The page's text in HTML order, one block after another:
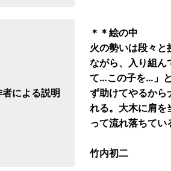
者による説明
＊＊絵の中
火の勢いは段々と
ながら、入り組ん
て…この子を…」
ず助けてやるから
れる。大木に肩を
って流れ落ちてい
竹内初二